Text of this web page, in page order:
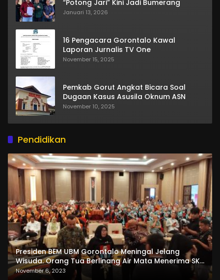
“Potong Jari” Kini Jadi Bumerang
Januari 13, 2026
16 Pengacara Gorontalo Kawal
Laporan Jurnalis TV One
November 15, 2025
Pemkab Gorut Angkat Bicara Soal
Dugaan Kasus Asusila Oknum ASN
November 10, 2025
Pendidikan
Presiden BEM UBM Gorontalo Meningal Jelang
Wisuda. Orang Tua Berlinang Air Mata Menerima SKL
dan Pemasangan Salempang
November 6, 2023